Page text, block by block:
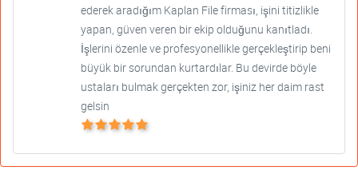
ederek aradığım Kaplan File firması, işini titizlikle
yapan, güven veren bir ekip olduğunu kanıtladı.
İşlerini özenle ve profesyonellikle gerçekleştirip beni
büyük bir sorundan kurtardılar. Bu devirde böyle
ustaları bulmak gerçekten zor, işiniz her daim rast
gelsin